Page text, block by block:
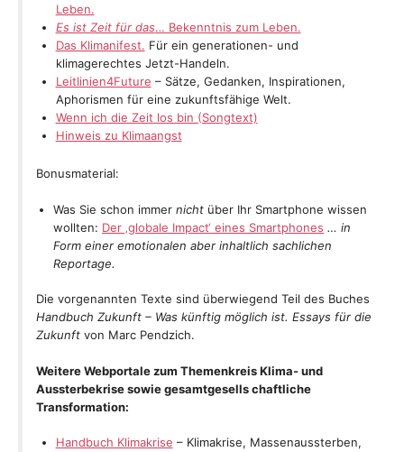
Leben.
Es ist Zeit für das… Bekenntnis zum Leben.
Das Klimanifest. Für ein generationen- und
klimagerechtes Jetzt-Handeln.
Leitlinien4Future – Sätze, Gedanken, Inspirationen,
Aphorismen für eine zukunftsfähige Welt.
Wenn ich die Zeit los bin (Songtext)
Hinweis zu Klimaangst
Bonusmaterial:
Was Sie schon immernicht über Ihr Smartphone wissen
wollten: Der ‚globale Impact‘ eines Smartphones … in
Form einer emotionalen aber inhaltlich sachlichen
Reportage.
Die vorgenannten Texte sind überwiegend Teil des Buches
Handbuch Zukunft – Was künftig möglich ist. Essays für die
Zukunftvon Marc Pendzich.
Weitere Webportale zum Themenkreis Klima- und
Aussterbekrise sowie gesamtgesells chaftliche
Transformation:
Handbuch Klimakrise – Klimakrise, Massenaussterben,